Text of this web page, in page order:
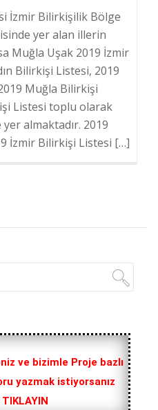
İzmir Bilirkişilik Bölge
yer alan illerin
Muğla Uşak 2019 İzmir
Bilirkişi Listesi, 2019
Muğla Bilirkişi
Listesi toplu olarak
almaktadır. 2019
İzmir Bilirkişi Listesi […]
ve bizimle Proje bazlı
yazmak istiyorsanız
TIKLAYIN